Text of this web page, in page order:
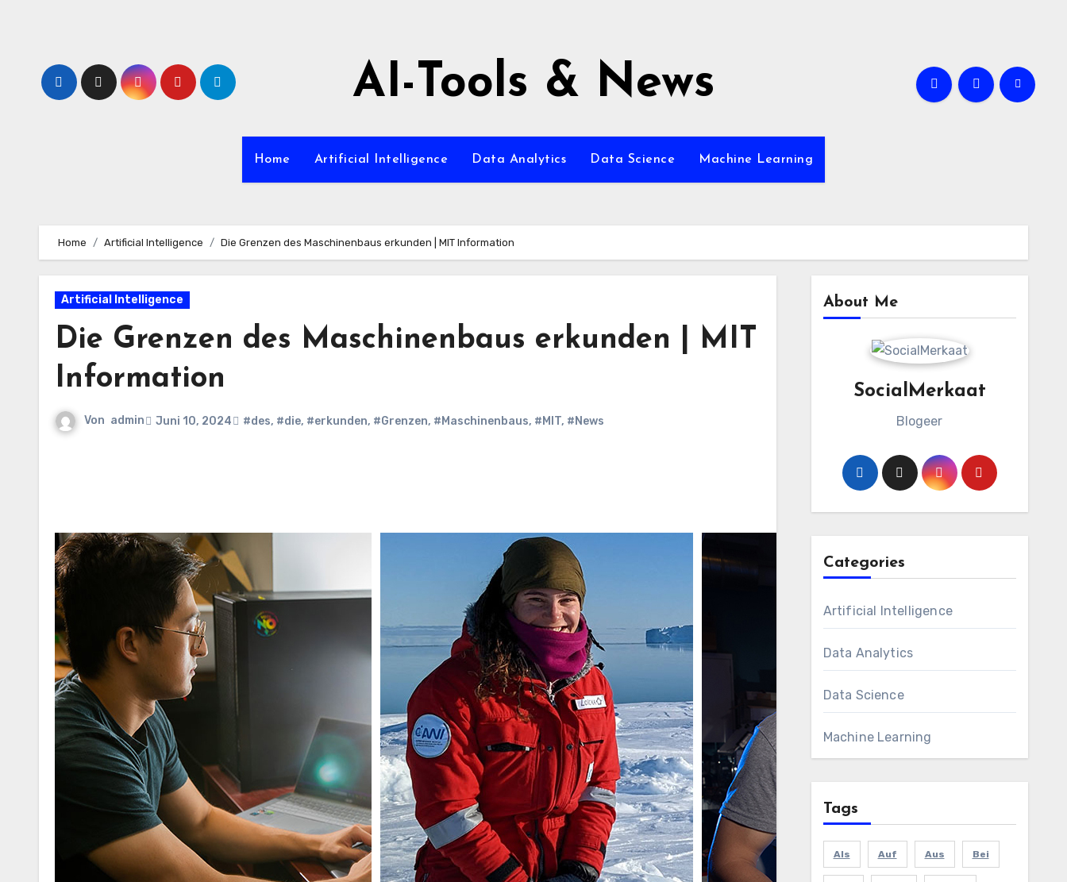
AI-Tools & News
Home Artificial Intelligence Data Analytics Data Science Machine Learning
Home Artificial Intelligence Die Grenzen des Maschinenbaus erkunden | MIT Information
Artificial Intelligence
Die Grenzen des Maschinenbaus erkunden | MIT
Information
Von admin Juni 10, 2024 #des, #die, #erkunden, #Grenzen, #Maschinenbaus, #MIT, #News
About Me
SocialMerkaat
Blogeer
Categories
Artificial Intelligence
Data Analytics
Data Science
Machine Learning
Tags
Als Auf Aus Bei